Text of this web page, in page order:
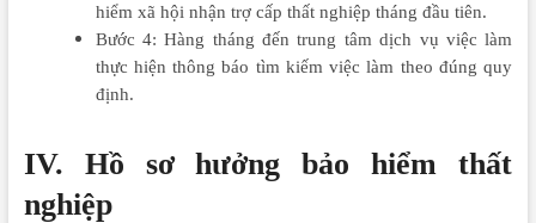
hiểm xã hội nhận trợ cấp thất nghiệp tháng đầu tiên.
Bước 4: Hàng tháng đến trung tâm dịch vụ việc làm
thực hiện thông báo tìm kiếm việc làm theo đúng quy
định.
IV. Hồ sơ hưởng bảo hiểm thất
nghiệp